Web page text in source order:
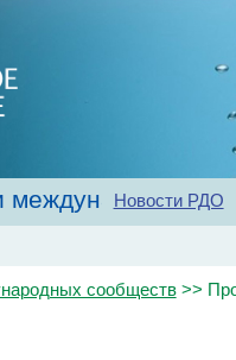
обществе Рекомендации
международных
Новости РДО
сообществ>>